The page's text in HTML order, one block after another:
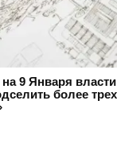
9 Января
более